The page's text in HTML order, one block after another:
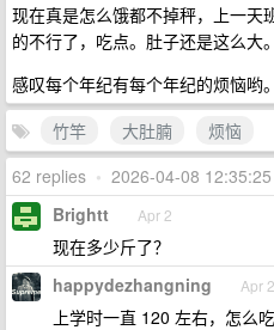
现在真是怎么饿都不掉秤，上一天
的不行了，吃点。肚子还是这么大。
感叹每个年纪有每个年纪的烦恼哟。
竹竿
大肚腩
烦恼
62 replies • 2026-04-08
Brightt Apr 2
现在多少斤了？
happydezhangning Apr 2
上学时一直 120 左右，怎么